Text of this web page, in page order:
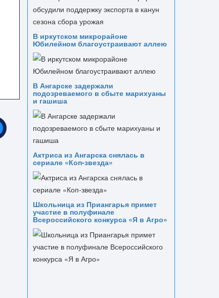
В иркутском микрорайоне
Юбилейном благоустраивают аллею
В Ангарске задержали
подозреваемого в сбыте марихуаны
и гашиша
Актриса из Ангарска снялась в
сериале «Коп-звезда»
Школьница из Приангарья примет
участие в полуфинале
Всероссийского конкурса «Я в Агро»